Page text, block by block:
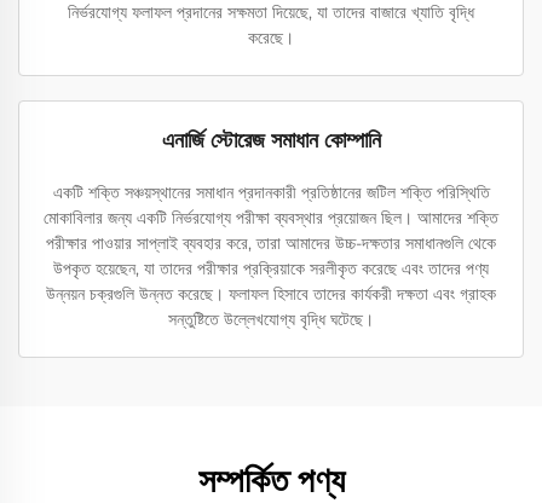
নির্ভরযোগ্য ফলাফল প্রদানের সক্ষমতা দিয়েছে, যা তাদের বাজারে খ্যাতি বৃদ্ধি
করেছে।
এনার্জি স্টোরেজ সমাধান কোম্পানি
একটি শক্তি সঞ্চয়স্থানের সমাধান প্রদানকারী প্রতিষ্ঠানের জটিল শক্তি পরিস্থিতি
মোকাবিলার জন্য একটি নির্ভরযোগ্য পরীক্ষা ব্যবস্থার প্রয়োজন ছিল। আমাদের শক্তি
পরীক্ষার পাওয়ার সাপ্লাই ব্যবহার করে, তারা আমাদের উচ্চ-দক্ষতার সমাধানগুলি থেকে
উপকৃত হয়েছেন, যা তাদের পরীক্ষার প্রক্রিয়াকে সরলীকৃত করেছে এবং তাদের পণ্য
উন্নয়ন চক্রগুলি উন্নত করেছে। ফলাফল হিসাবে তাদের কার্যকরী দক্ষতা এবং গ্রাহক
সন্তুষ্টিতে উল্লেখযোগ্য বৃদ্ধি ঘটেছে।
সম্পর্কিত পণ্য